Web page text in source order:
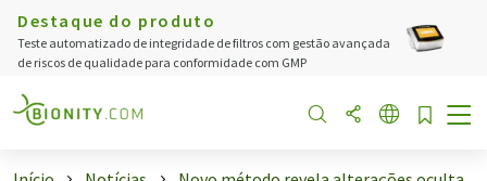
Destaque do produto
Teste automatizado de integridade de filtros com gestão avançada
de riscos de qualidade para conformidade com GMP